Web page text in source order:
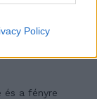
Policy
érezni magad
és a fényre